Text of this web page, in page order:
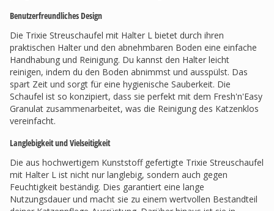
Benutzerfreundliches Design
Die Trixie Streuschaufel mit Halter L bietet durch ihren
praktischen Halter und den abnehmbaren Boden eine einfache
Handhabung und Reinigung. Du kannst den Halter leicht
reinigen, indem du den Boden abnimmst und ausspülst. Das
spart Zeit und sorgt für eine hygienische Sauberkeit. Die
Schaufel ist so konzipiert, dass sie perfekt mit dem Fresh'n'Easy
Granulat zusammenarbeitet, was die Reinigung des Katzenklos
vereinfacht.
Langlebigkeit und Vielseitigkeit
Die aus hochwertigem Kunststoff gefertigte Trixie Streuschaufel
mit Halter L ist nicht nur langlebig, sondern auch gegen
Feuchtigkeit beständig. Dies garantiert eine lange
Nutzungsdauer und macht sie zu einem wertvollen Bestandteil